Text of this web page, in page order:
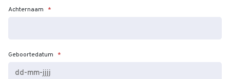
Achternaam *
Geboortedatum *